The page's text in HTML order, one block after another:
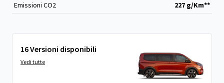
Emissioni CO2 227 g/Km**
16 Versioni disponibili
Vedi tutte